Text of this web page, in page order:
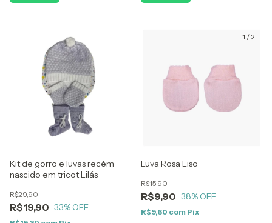
Kit de gorro e luvas recém
nascido em tricot Lilás
R$19,90
R$29,90
33% OFF
1 /2
Luva Rosa Liso
R$9,90
R$15,90
38% OFF
R$9,60 com Pix